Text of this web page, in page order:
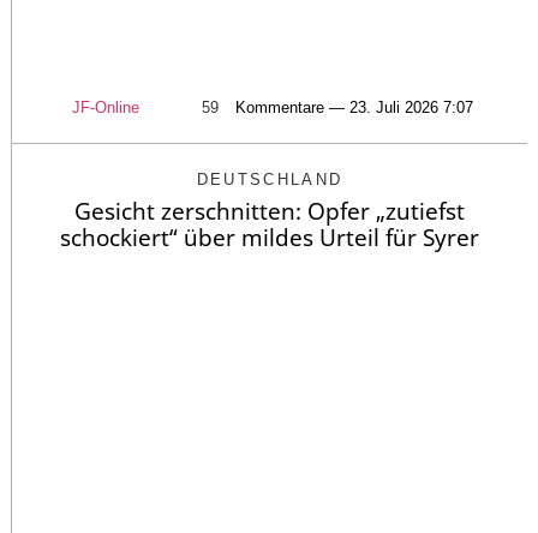
JF-Online 59 Kommentare — 23. Juli 2026 7:07
DEUTSCHLAND
Gesicht zerschnitten: Opfer „zutiefst
schockiert“ über mildes Urteil für Syrer